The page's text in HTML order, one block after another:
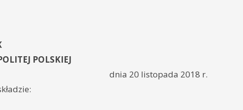
POLSKIEJ
dnia 20 listopada 2018 r.